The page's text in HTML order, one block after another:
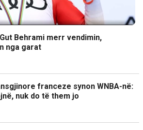
Behrami merr vendimin,
nga garat
franceze synon WNBA-në:
nuk do të them jo